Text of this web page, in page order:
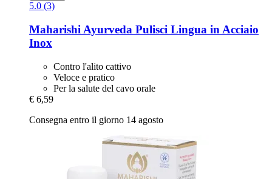
5.0 (3)
Maharishi Ayurveda Pulisci Lingua in Acciaio
Inox
Contro l'alito cattivo
Veloce e pratico
Per la salute del cavo orale
€ 6,59
Consegna entro il giorno 14 agosto